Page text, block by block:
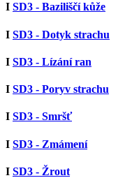
I SD3 - Baziliščí kůže
I SD3 - Dotyk strachu
I SD3 - Lízání ran
I SD3 - Poryv strachu
I SD3 - Smršť
I SD3 - Zmámení
I SD3 - Žrout